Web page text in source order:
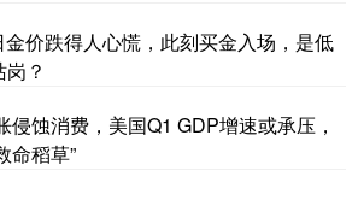
价跌得人心慌，此刻买金入场，是低
？
侵蚀消费，美国Q1 GDP增速或承压，
命稻草”